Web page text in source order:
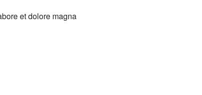
et dolore magna